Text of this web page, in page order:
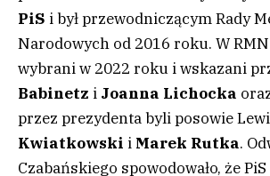
PiS i był przewodniczącym Rady
Narodowych od 2016 roku. W
wybrani w 2022 roku i wskazani
Babinetz i Joanna Lichocka
przez prezydenta byli posowie
Kwiatkowski i Marek Rutka.
Czabańskiego spowodowało, że